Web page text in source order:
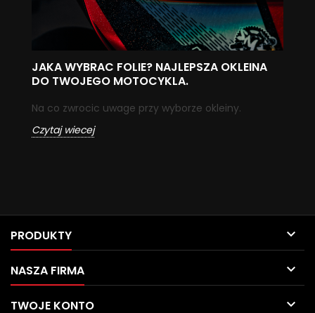
JAKA WYBRAC FOLIE? NAJLEPSZA OKLEINA
DO TWOJEGO MOTOCYKLA.
Na co zwrocic uwage przy wyborze okleiny.
Czytaj wiecej
PRODUKTY 
NASZA FIRMA 
TWOJE KONTO 